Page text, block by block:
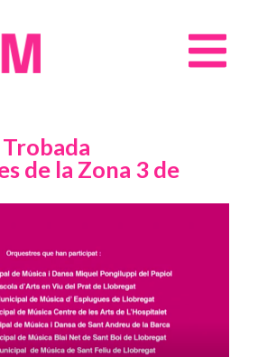
de la Zona 3 de